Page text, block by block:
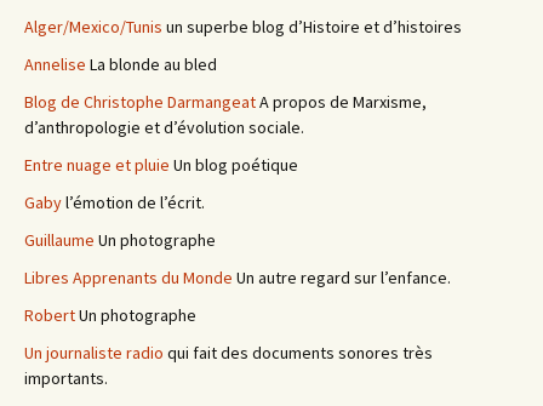
Alger/Mexico/Tunis un superbe blog d’Histoire et d’histoires
Annelise La blonde au bled
Blog de Christophe DarmangeatA propos de Marxisme,
d’anthropologie et d’évolution sociale.
Entre nuage et pluie Un blog poétique
Gabyl’émotion de l’écrit.
Guillaume Un photographe
Libres Apprenants du Monde Un autre regard sur l’enfance.
RobertUn photographe
Un journaliste radio qui fait des documents sonores très
importants.